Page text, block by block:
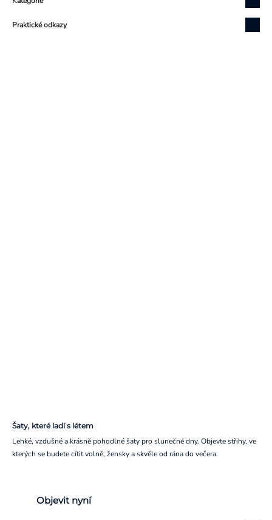
Praktické odkazy
Šaty, které ladí s létem
Lehké, vzdušné a krásně pohodlné šaty pro slunečné dny. Objevte střihy, ve
kterých se budete cítit volně, žensky a skvěle od rána do večera.
Objevit nyní